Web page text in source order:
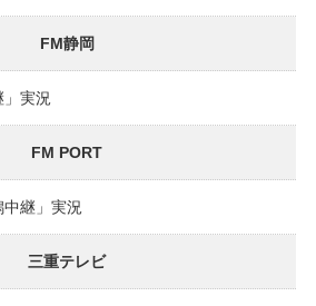
FM静岡
」実況
FM PORT
中継」実況
三重テレビ